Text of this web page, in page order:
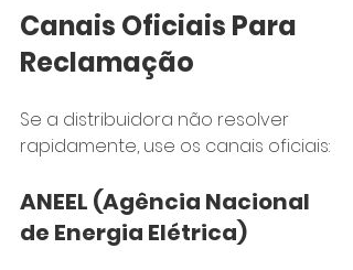
Canais Oficiais Para
Reclamação
Se a distribuidora não resolver
rapidamente, use os canais oficiais:
ANEEL (Agência Nacional
de Energia Elétrica)